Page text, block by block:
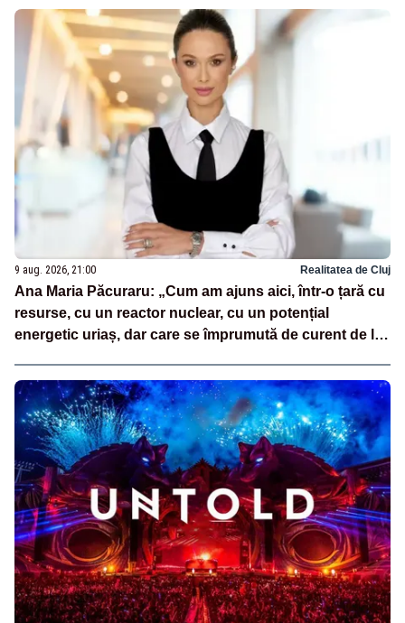
9 aug. 2026, 21:00 Realitatea de Cluj
Ana Maria Păcuraru: „Cum am ajuns aici, într-o țară cu
resurse, cu un reactor nuclear, cu un potențial
energetic uriaș, dar care se împrumută de curent de la